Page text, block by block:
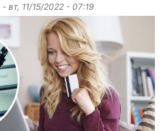
- вт, 11/15/2022 - 07:19